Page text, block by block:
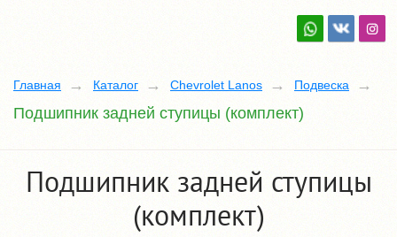
Главная Каталог Chevrolet Lanos Подвеска
Подшипник задней ступицы (комплект)
Подшипник задней ступицы
(комплект)